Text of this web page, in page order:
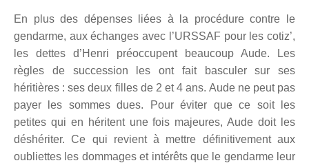
En plus des dépenses liées à la procédure contre le
gendarme, aux échanges avec l’URSSAF pour les cotiz’,
les dettes d’Henri préoccupent beaucoup Aude. Les
règles de succession les ont fait basculer sur ses
héritières : ses deux filles de 2 et 4 ans. Aude ne peut pas
payer les sommes dues. Pour éviter que ce soit les
petites qui en héritent une fois majeures, Aude doit les
déshériter. Ce qui revient à mettre définitivement aux
oubliettes les dommages et intérêts que le gendarme leur